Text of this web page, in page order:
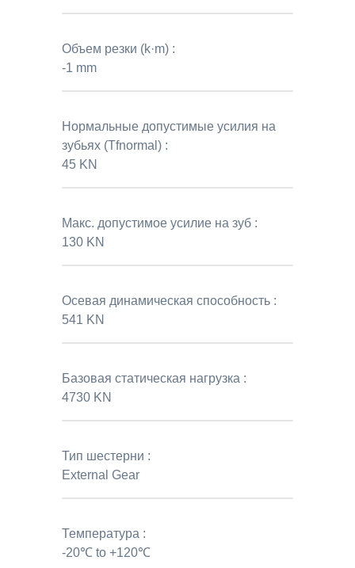
Объем резки (k·m) :
-1 mm
Нормальные допустимые усилия на
зубьях (Tfnormal) :
45 KN
Макс. допустимое усилие на зуб :
130 KN
Осевая динамическая способность :
541 KN
Базовая статическая нагрузка :
4730 KN
Тип шестерни :
External Gear
Температура :
-20℃ to +120℃